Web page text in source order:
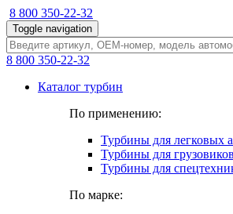
8 800 350-22-32
Toggle navigation
8 800 350-22-32
Каталог турбин
По применению:
Турбины для легковых
Турбины для грузовиков
Турбины для
По марке: